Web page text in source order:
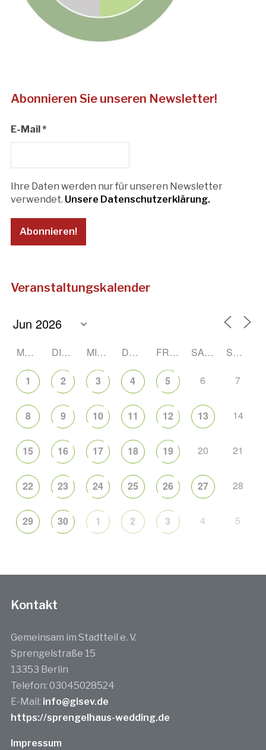
Abonnieren Sie unseren Newsletter!
E-Mail*
Ihre Daten werden nur für unseren Newsletter
verwendet. Unsere Datenschutzerklärung.
Veranstaltungskalender
MONTAG DIENSTAG MITTWOCH DONNERSTAG FREITAG SAMSTAG SONNTAG
1 2 3 4 5 6 7
8 9 10 11 12 13 14
15 16 17 18 19 20 21
22 23 24 25 26 27 28
29 30 1 2 3 4 5
Kontakt
Gemeinsam im Stadtteil e. V.
Sprengelstraße 15
13353 Berlin
Telefon: 03045028524
E-Mail: info@gisev.de
https://sprengelhaus-wedding.de
Impressum